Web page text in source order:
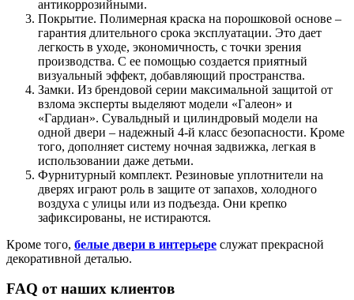
антикоррозийными.
Покрытие. Полимерная краска на порошковой основе –
гарантия длительного срока эксплуатации. Это дает
легкость в уходе, экономичность, с точки зрения
производства. С ее помощью создается приятный
визуальный эффект, добавляющий пространства.
Замки. Из брендовой серии максимальной защитой от
взлома эксперты выделяют модели «Галеон» и
«Гардиан». Сувальдный и цилиндровый модели на
одной двери – надежный 4-й класс безопасности. Кроме
того, дополняет систему ночная задвижка, легкая в
использовании даже детьми.
Фурнитурный комплект. Резиновые уплотнители на
дверях играют роль в защите от запахов, холодного
воздуха с улицы или из подъезда. Они крепко
зафиксированы, не истираются.
Кроме того, белые двери в интерьере служат прекрасной
декоративной деталью.
FAQ от наших клиентов